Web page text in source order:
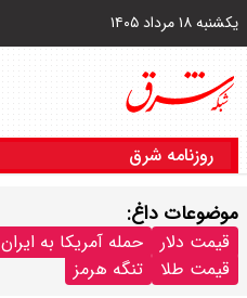
یکشنبه ۱۸ مرداد ۱۴۰۵
روزنامه شرق
موضوعات داغ:
قیمت دلار حمله آمریکا به ایران
قیمت طلا
تنگه هرمز